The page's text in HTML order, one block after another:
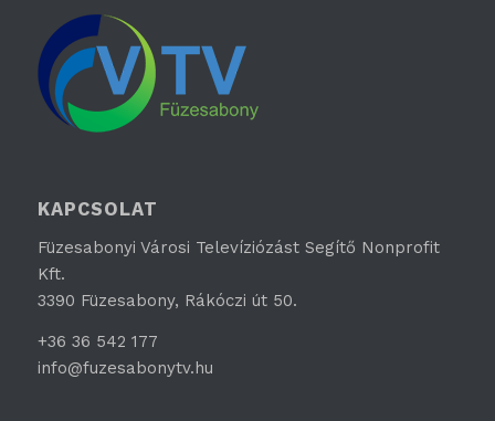
KAPCSOLAT
Füzesabonyi Városi Televíziózást Segítő Nonprofit
Kft.
3390 Füzesabony, Rákóczi út 50.
+36 36 542 177
info@fuzesabonytv.hu